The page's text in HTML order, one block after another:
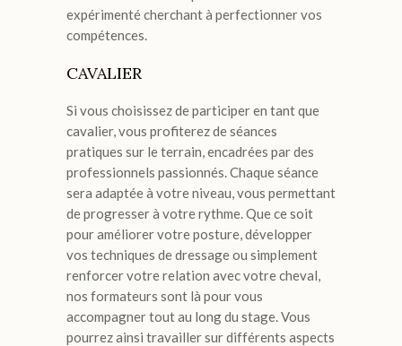
expérimenté cherchant à perfectionner vos
compétences.
CAVALIER
Si vous choisissez de participer en tant que
cavalier, vous profiterez de séances
pratiques sur le terrain, encadrées par des
professionnels passionnés. Chaque séance
sera adaptée à votre niveau, vous permettant
de progresser à votre rythme. Que ce soit
pour améliorer votre posture, développer
vos techniques de dressage ou simplement
renforcer votre relation avec votre cheval,
nos formateurs sont là pour vous
accompagner tout au long du stage. Vous
pourrez ainsi travailler sur différents aspects